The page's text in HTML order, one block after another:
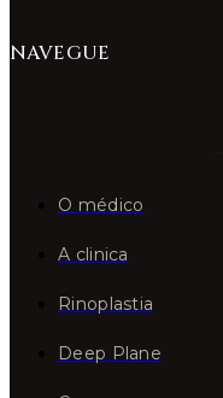
NAVEGUE
O médico
A clinica
Rinoplastia
Deep Plane